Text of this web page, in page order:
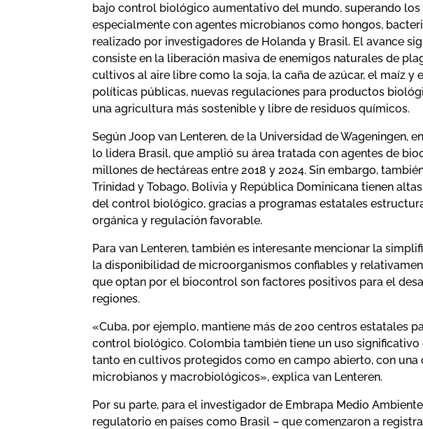
bajo control biológico aumentativo del mundo, superando
especialmente con agentes microbianos como hongos,
realizado por investigadores de Holanda y Brasil. El avance
consiste en la liberación masiva de enemigos naturales de
cultivos al aire libre como la soja, la caña de azúcar, el maíz
políticas públicas, nuevas regulaciones para productos
una agricultura más sostenible y libre de residuos químicos.
Según Joop van Lenteren, de la Universidad de Wageningen,
lo lidera Brasil, que amplió su área tratada con agentes de
millones de hectáreas entre 2018 y 2024. Sin embargo,
Trinidad y Tobago, Bolivia y República Dominicana tienen
del control biológico, gracias a programas estatales
orgánica y regulación favorable.
Para van Lenteren, también es interesante mencionar la
la disponibilidad de microorganismos confiables y
que optan por el biocontrol son factores positivos para el
regiones.
«Cuba, por ejemplo, mantiene más de 200 centros estatales
control biológico. Colombia también tiene un uso
tanto en cultivos protegidos como en campo abierto, con una
microbianos y macrobiológicos», explica van Lenteren.
Por su parte, para el investigador de Embrapa Medio
regulatorio en países como Brasil – que comenzaron a